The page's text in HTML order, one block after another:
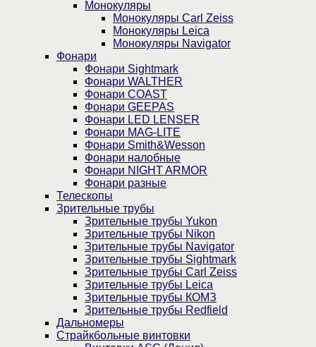
Монокуляры
Монокуляры Carl Zeiss
Монокуляры Leica
Монокуляры Navigator
Фонари
Фонари Sightmark
Фонари WALTHER
Фонари COAST
Фонари GEEPAS
Фонари LED LENSER
Фонари MAG-LITE
Фонари Smith&Wesson
Фонари налобные
Фонари NIGHT ARMOR
Фонари разные
Телескопы
Зрительные трубы
Зрительные трубы Yukon
Зрительные трубы Nikon
Зрительные трубы Navigator
Зрительные трубы Sightmark
Зрительные трубы Carl Zeiss
Зрительные трубы Leica
Зрительные трубы КОМЗ
Зрительные трубы Redfield
Дальномеры
Страйкбольные винтовки